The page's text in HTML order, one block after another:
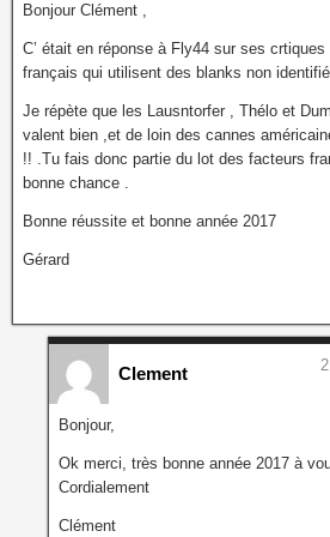
Bonjour Clément ,
C’ était en réponse à Fly44 sur ses
français qui utilisent des blanks non
Je répète que les Lausntorfer , Thélo et
valent bien ,et de loin des cannes
!! .Tu fais donc partie du lot des facteurs
bonne chance .
Bonne réussite et bonne année 2017
Gérard
Clement
Bonjour,
Ok merci, très bonne année 2017 à
Cordialement
Clément